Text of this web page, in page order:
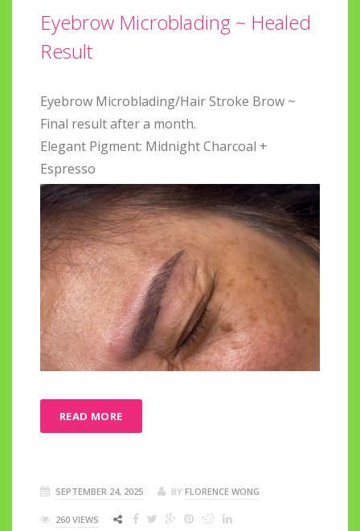
Eyebrow Microblading ~ Healed
Result
Eyebrow Microblading/Hair Stroke Brow ~
Final result after a month.
Elegant Pigment: Midnight Charcoal +
Espresso
READ MORE
SEPTEMBER 24, 2025 BY FLORENCE WONG
260 VIEWS